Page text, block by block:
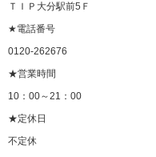
ＴＩＰ大分駅前5Ｆ
★電話番号
0120-262676
★営業時間
10：00～21：00
★定休日
不定休